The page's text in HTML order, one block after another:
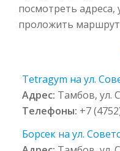
посмотреть адреса,
проложить
Tetragym на ул.
Адрес: Тамбов, ул.
Телефоны: +7
Борсек на ул.